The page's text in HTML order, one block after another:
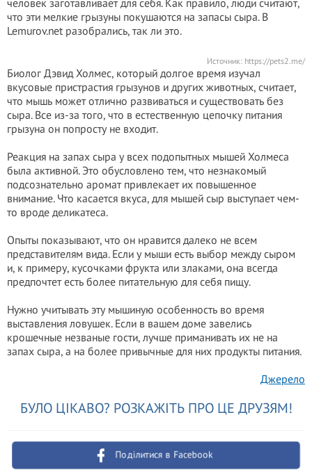
человек заготавливает для себя. Как правило, люди считают,
что эти мелкие грызуны покушаются на запасы сыра. В
Lemurov.net разобрались, так ли это.
Источник: https://pets2.me/
Биолог Дэвид Холмес, который долгое время изучал
вкусовые пристрастия грызунов и других животных, считает,
что мышь может отлично развиваться и существовать без
сыра. Все из-за того, что в естественную цепочку питания
грызуна он попросту не входит.
Реакция на запах сыра у всех подопытных мышей Холмеса
была активной. Это обусловлено тем, что незнакомый
подсознательно аромат привлекает их повышенное
внимание. Что касается вкуса, для мышей сыр выступает чем-
то вроде деликатеса.
Опыты показывают, что он нравится далеко не всем
представителям вида. Если у мыши есть выбор между сыром
и, к примеру, кусочками фрукта или злаками, она всегда
предпочтет есть более питательную для себя пищу.
Нужно учитывать эту мышиную особенность во время
выставления ловушек. Если в вашем доме завелись
крошечные незваные гости, лучше приманивать их не на
запах сыра, а на более привычные для них продукты питания.
Джерело
БУЛО ЦІКАВО? РОЗКАЖІТЬ ПРО ЦЕ ДРУЗЯМ!
Поділитися в Facebook